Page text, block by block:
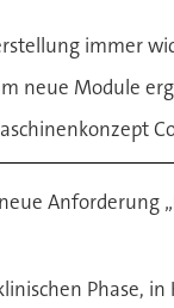
immer
neue Module
Anforderung
Phase,